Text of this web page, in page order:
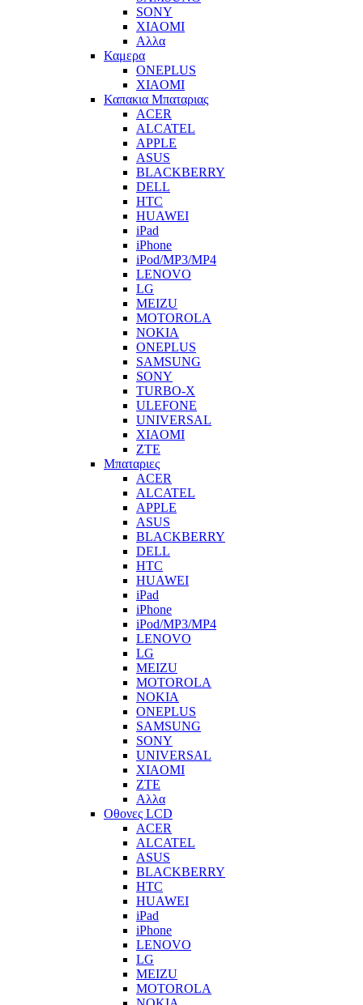
SONY
XIAOMI
Αλλα
Καμερα
ONEPLUS
XIAOMI
Καπακια Μπαταριας
ACER
ALCATEL
APPLE
ASUS
BLACKBERRY
DELL
HTC
HUAWEI
iPad
iPhone
iPod/MP3/MP4
LENOVO
LG
MEIZU
MOTOROLA
NOKIA
ONEPLUS
SAMSUNG
SONY
TURBO-X
ULEFONE
UNIVERSAL
XIAOMI
ZTE
Μπαταριες
ACER
ALCATEL
APPLE
ASUS
BLACKBERRY
DELL
HTC
HUAWEI
iPad
iPhone
iPod/MP3/MP4
LENOVO
LG
MEIZU
MOTOROLA
NOKIA
ONEPLUS
SAMSUNG
SONY
UNIVERSAL
XIAOMI
ZTE
Αλλα
Οθονες LCD
ACER
ALCATEL
ASUS
BLACKBERRY
HTC
HUAWEI
iPad
iPhone
LENOVO
LG
MEIZU
MOTOROLA